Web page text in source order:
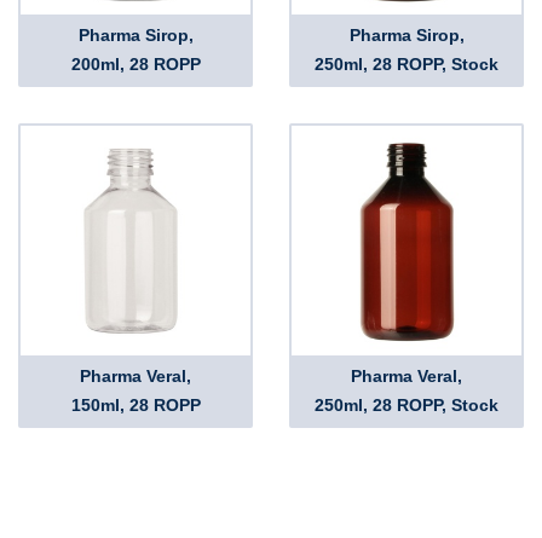
Pharma Sirop,
200ml, 28 ROPP
Pharma Sirop,
250ml, 28 ROPP, Stock
Pharma Veral,
150ml, 28 ROPP
Pharma Veral,
250ml, 28 ROPP, Stock